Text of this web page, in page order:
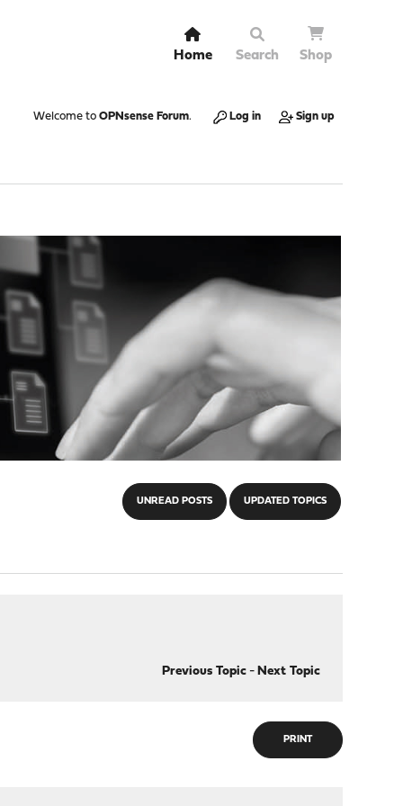
Home Search Shop
Welcome to OPNsense Forum. Log in Sign up
UNREAD POSTS UPDATED TOPICS
Previous Topic- Next Topic
PRINT